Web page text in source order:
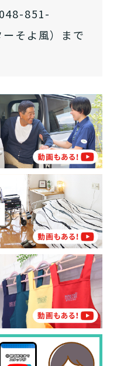
851-
そよ風）まで
るのは?
上あり、それぞれ
。
いのかわからな
なサービスがあ
チェックしてみま
ていただくだけ
スを紹介しま
ト
支援１～２、
かの判定を受
)
た
介護サービス
移り住みた
がら
たい
ですか？
来てもらい
か？
い
いますか？
の疑いはあ
か？
すか？
たい
たい
１～２です
２
５